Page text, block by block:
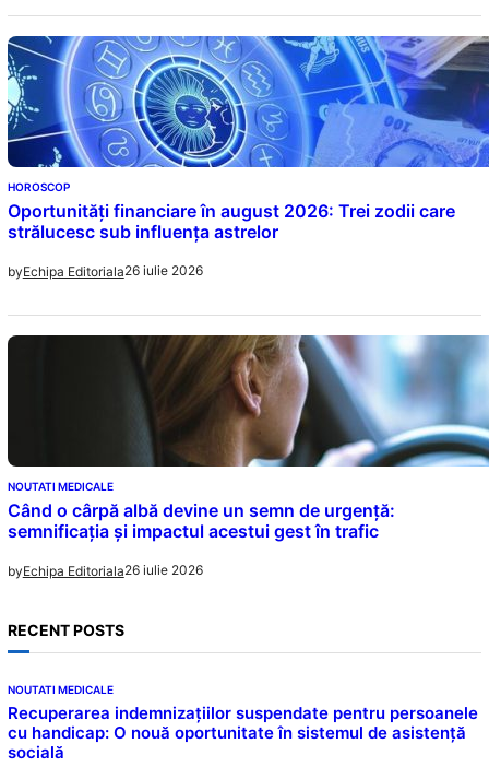
HOROSCOP
Oportunități financiare în august 2026: Trei zodii care
strălucesc sub influența astrelor
byEchipa Editoriala26 iulie 2026
NOUTATI MEDICALE
Când o cârpă albă devine un semn de urgență:
semnificația și impactul acestui gest în trafic
byEchipa Editoriala26 iulie 2026
RECENT POSTS
NOUTATI MEDICALE
Recuperarea indemnizațiilor suspendate pentru persoanele
cu handicap: O nouă oportunitate în sistemul de asistență
socială